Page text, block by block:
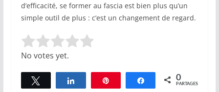
d’efficacité, se former au fascia est bien plus qu’un
simple outil de plus : c’est un changement de regard.
Rate this item:
No votes yet.
Tweetez Partagez Épingle Partagez0
PARTAGES